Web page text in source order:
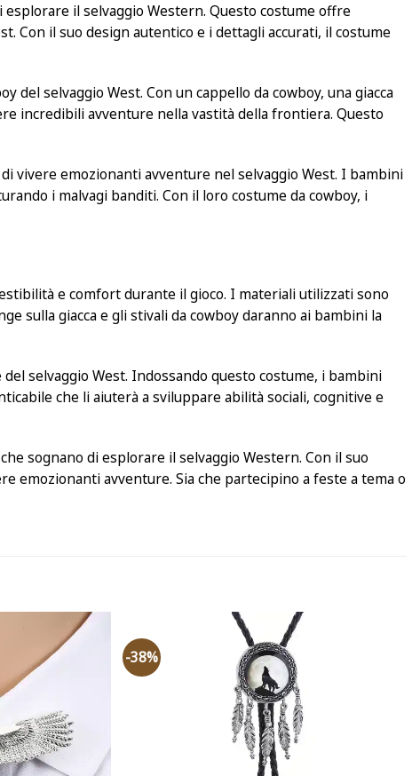
il selvaggio Western. Questo costume offre
Con il suo design autentico e i dettagli accurati, il costume
selvaggio West. Con un cappello da cowboy, una giacca
incredibili avventure nella vastità della frontiera. Questo
vivere emozionanti avventure nel selvaggio West. I bambini
i malvagi banditi. Con il loro costume da cowboy, i
e comfort durante il gioco. I materiali utilizzati sono
sulla giacca e gli stivali da cowboy daranno ai bambini la
selvaggio West. Indossando questo costume, i bambini
che li aiuterà a sviluppare abilità sociali, cognitive e
sognano di esplorare il selvaggio Western. Con il suo
emozionanti avventure. Sia che partecipino a feste a tema o
-38%